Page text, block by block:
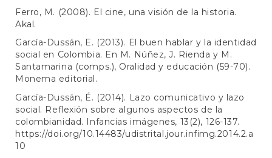
Ferro, M. (2008). El cine, una visión de la historia.
Akal.
García-Dussán, E. (2013). El buen hablar y la identidad
social en Colombia. En M. Núñez, J. Rienda y M.
Santamarina (comps.), Oralidad y educación (59-70).
Monema editorial.
García-Dussán, É. (2014). Lazo comunicativo y lazo
social. Reflexión sobre algunos aspectos de la
colombianidad. Infancias imágenes, 13(2), 126-137.
https://doi.org/10.14483/udistrital.jour.infimg.2014.2.a
10